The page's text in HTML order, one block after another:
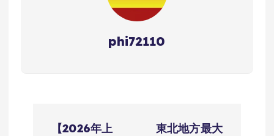
phi72110
【2026年上
東北地方最大